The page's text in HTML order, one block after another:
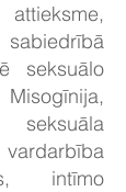
seksuālo
vardarbība
intīmo